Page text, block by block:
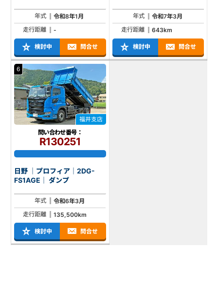
年式
令和8年1月
走行距離
-
検討中 問合せ
年式
令和7年3月
走行距離
643km
検討中 問合せ
6
福井支店
問い合わせ番号：
R130251
日野 ｜プロフィア｜2DG-
FS1AGE｜ ダンプ
年式
令和6年3月
走行距離
135,500km
検討中 問合せ